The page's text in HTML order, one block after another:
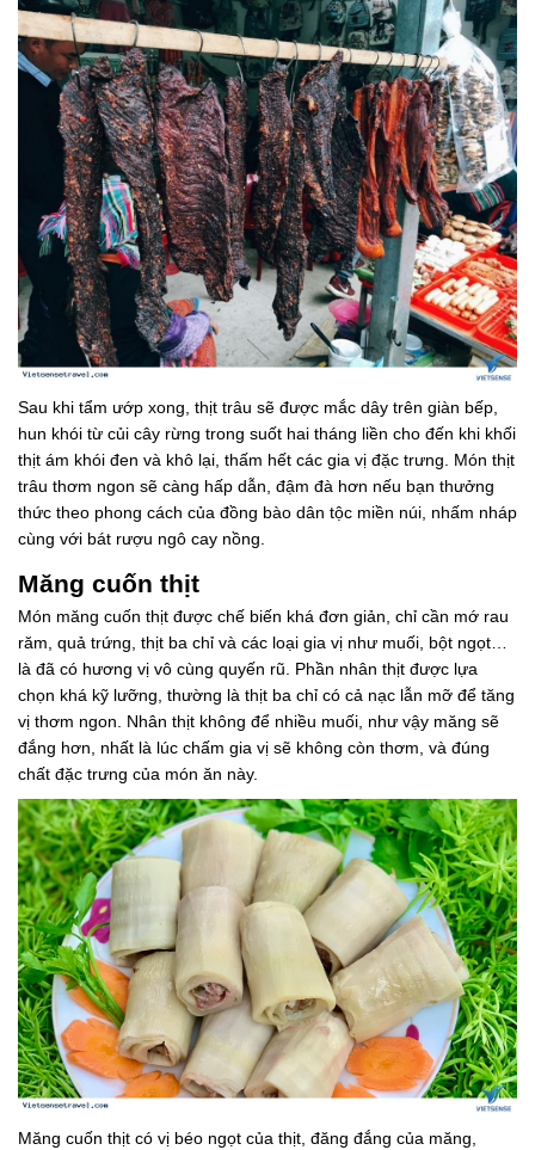
Sau khi tẩm ướp xong, thịt trâu sẽ được mắc dây trên giàn bếp,
hun khói từ củi cây rừng trong suốt hai tháng liền cho đến khi khối
thịt ám khói đen và khô lại, thấm hết các gia vị đặc trưng. Món thịt
trâu thơm ngon sẽ càng hấp dẫn, đậm đà hơn nếu bạn thưởng
thức theo phong cách của đồng bào dân tộc miền núi, nhấm nháp
cùng với bát rượu ngô cay nồng.
Măng cuốn thịt
Món măng cuốn thịt được chế biến khá đơn giản, chỉ cần mớ rau
răm, quả trứng, thịt ba chỉ và các loại gia vị như muối, bột ngọt…
là đã có hương vị vô cùng quyến rũ. Phần nhân thịt được lựa
chọn khá kỹ lưỡng, thường là thịt ba chỉ có cả nạc lẫn mỡ để tăng
vị thơm ngon. Nhân thịt không để nhiều muối, như vậy măng sẽ
đắng hơn, nhất là lúc chấm gia vị sẽ không còn thơm, và đúng
chất đặc trưng của món ăn này.
Măng cuốn thịt có vị béo ngọt của thịt, đăng đắng của măng,